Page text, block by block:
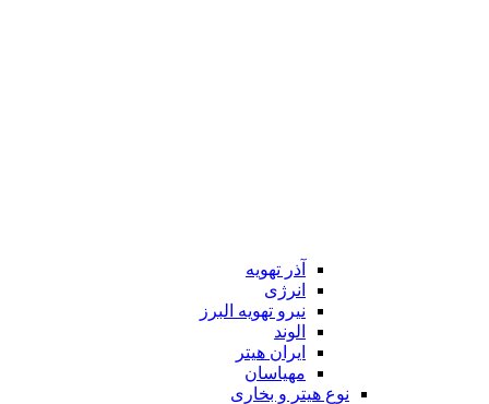
آذر تهویه
انرژی
نیرو تهویه البرز
الوند
ایران هیتر
مهیاسان
نوع هیتر و بخاری